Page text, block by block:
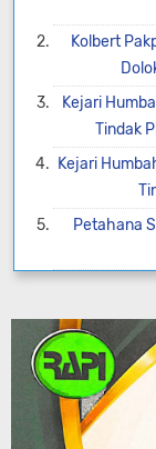
Kolbert
Kejari
Tindak
Kejari
Petahana